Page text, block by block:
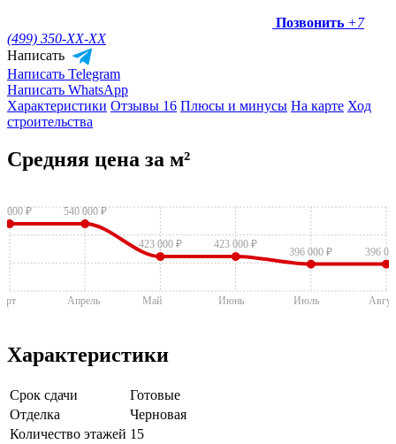
Позвонить +7
(499) 350-XX-XX
Написать
Написать Telegram
Написать WhatsApp
Характеристики Отзывы 16 Плюсы и минусы На карте Ход
строительства
Средняя цена за м²
000 ₽ 540 000 ₽
423 000 ₽ 423 000 ₽
396 000 ₽ 396
Апрель Май Июнь Июль
Характеристики
Срок сдачи
Готовые
Отделка
Черновая
Количество этажей 15